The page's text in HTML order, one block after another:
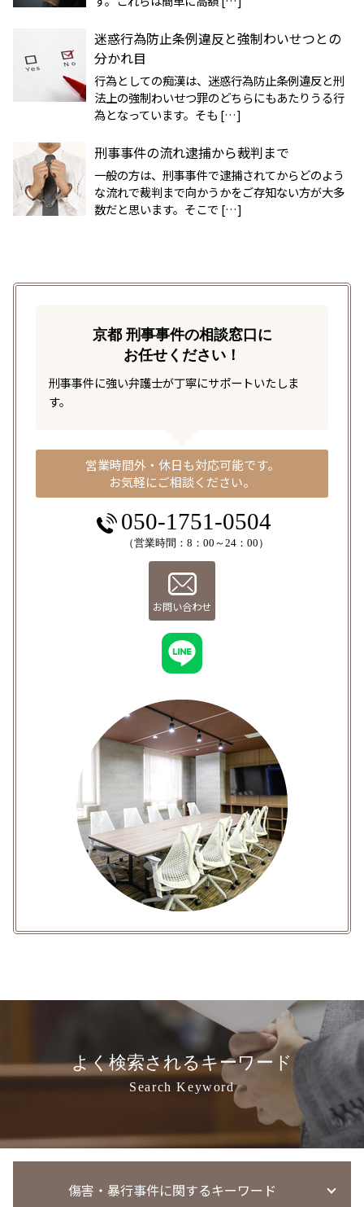
迷惑行為防止条例違反と強制わいせつとの
分かれ目
行為としての痴漢は、迷惑行為防止条例違反と刑
法上の強制わいせつ罪のどちらにもあたりうる行
為となっています。そも […]
刑事事件の流れ逮捕から裁判まで
一般の方は、刑事事件で逮捕されてからどのよう
な流れで裁判まで向かうかをご存知ない方が大多
数だと思います。そこで […]
京都 刑事事件の相談窓口に
お任せください！
刑事事件に強い弁護士が丁寧にサポートいたしま
す。
営業時間外・休日も対応可能です。
お気軽にご相談ください。
050-1751-0504
（営業時間：8：00～24：00）
お問い合わせ
よく検索されるキーワード
Search Keyword
傷害・暴行事件に関するキーワード